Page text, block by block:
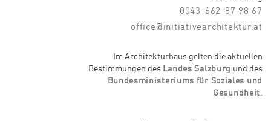
0043-662-87 98 67
office@initiativearchitektur.at
Im Architekturhaus gelten die aktuellen
Bestimmungen des Landes Salzburg und des
Bundesministeriums für Soziales und
Gesundheit.